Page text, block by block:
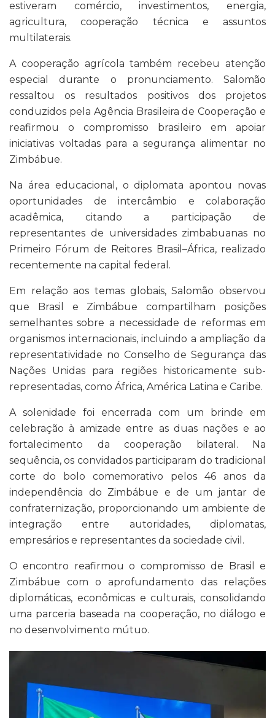
estiveram comércio, investimentos, energia,
agricultura, cooperação técnica e assuntos
multilaterais.
A cooperação agrícola também recebeu atenção
especial durante o pronunciamento. Salomão
ressaltou os resultados positivos dos projetos
conduzidos pela Agência Brasileira de Cooperação e
reafirmou o compromisso brasileiro em apoiar
iniciativas voltadas para a segurança alimentar no
Zimbábue.
Na área educacional, o diplomata apontou novas
oportunidades de intercâmbio e colaboração
acadêmica, citando a participação de
representantes de universidades zimbabuanas no
Primeiro Fórum de Reitores Brasil–África, realizado
recentemente na capital federal.
Em relação aos temas globais, Salomão observou
que Brasil e Zimbábue compartilham posições
semelhantes sobre a necessidade de reformas em
organismos internacionais, incluindo a ampliação da
representatividade no Conselho de Segurança das
Nações Unidas para regiões historicamente sub-
representadas, como África, América Latina e Caribe.
A solenidade foi encerrada com um brinde em
celebração à amizade entre as duas nações e ao
fortalecimento da cooperação bilateral. Na
sequência, os convidados participaram do tradicional
corte do bolo comemorativo pelos 46 anos da
independência do Zimbábue e de um jantar de
confraternização, proporcionando um ambiente de
integração entre autoridades, diplomatas,
empresários e representantes da sociedade civil.
O encontro reafirmou o compromisso de Brasil e
Zimbábue com o aprofundamento das relações
diplomáticas, econômicas e culturais, consolidando
uma parceria baseada na cooperação, no diálogo e
no desenvolvimento mútuo.